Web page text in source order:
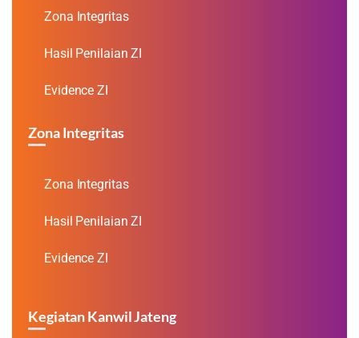
Zona Integritas
Hasil Penilaian ZI
Evidence ZI
Zona Integritas
Zona Integritas
Hasil Penilaian ZI
Evidence ZI
Kegiatan Kanwil Jateng